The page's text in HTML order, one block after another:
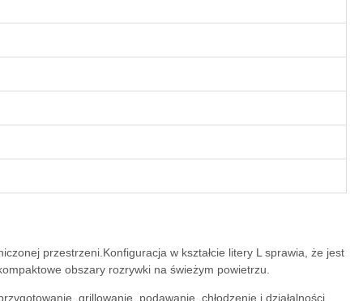
przestrzeni.Konfiguracja w kształcie litery L sprawia, że jest
obszary rozrywki na świeżym powietrzu.
grillowanie, podawanie, chłodzenie,i działalności